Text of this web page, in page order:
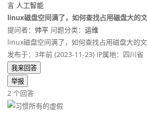
言 人工智能
linux磁盘空间满了，如何查找占用磁盘大的文
提问者： 帅平 问题分类： 运维
linux磁盘空间满了，如何查找占用磁盘大的文
发布于：3年前 (2023-11-23) IP属地：四川省
我来回答
举报
2 个回答